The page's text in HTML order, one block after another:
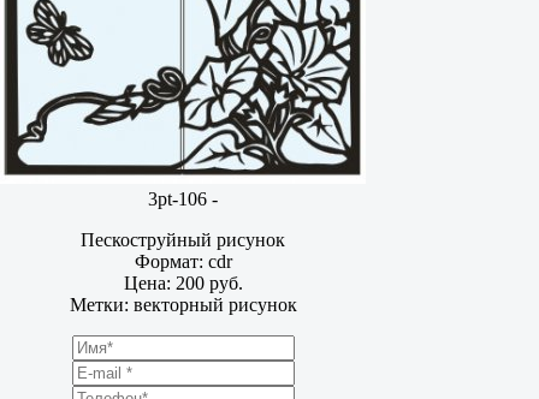
3pt-106 -
Пескоструйный рисунок
Формат: cdr
Цена: 200 руб.
Метки: векторный рисунок